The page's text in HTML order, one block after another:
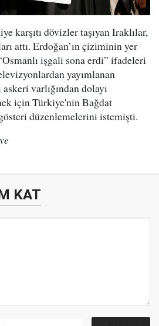
karşıtı dövizler taşıyan Iraklılar,
attı. Erdoğan’ın çiziminin yer
işgali sona erdi” ifadeleri
yayımlanan
varlığından dolayı
için Türkiye'nin Bağdat
düzenlemelerini istemişti.
KAT